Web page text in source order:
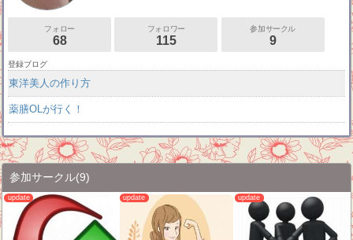
フォロー
68
フォロワー
115
参加サークル
9
登録ブログ
東洋美人の作り方
薬膳OLが行く！
参加サークル(9)